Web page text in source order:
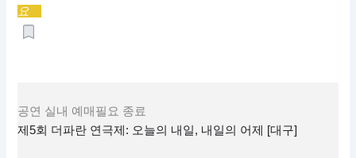
요
공연 실내 예매필요 종료
제5회 더파란 연극제: 오늘의 내일, 내일의 어제 [대구]